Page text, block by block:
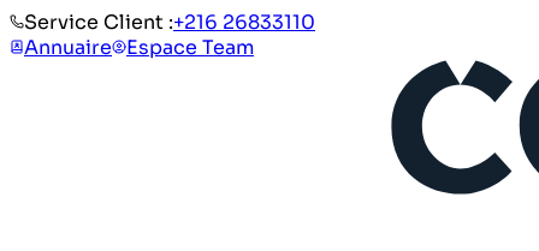
Service Client :+216 26833110
Annuaire
Espace Team